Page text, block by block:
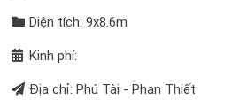
Diện tích: 9x8.6m
Kinh phí:
Địa chỉ: Phú Tài - Phan Thiết